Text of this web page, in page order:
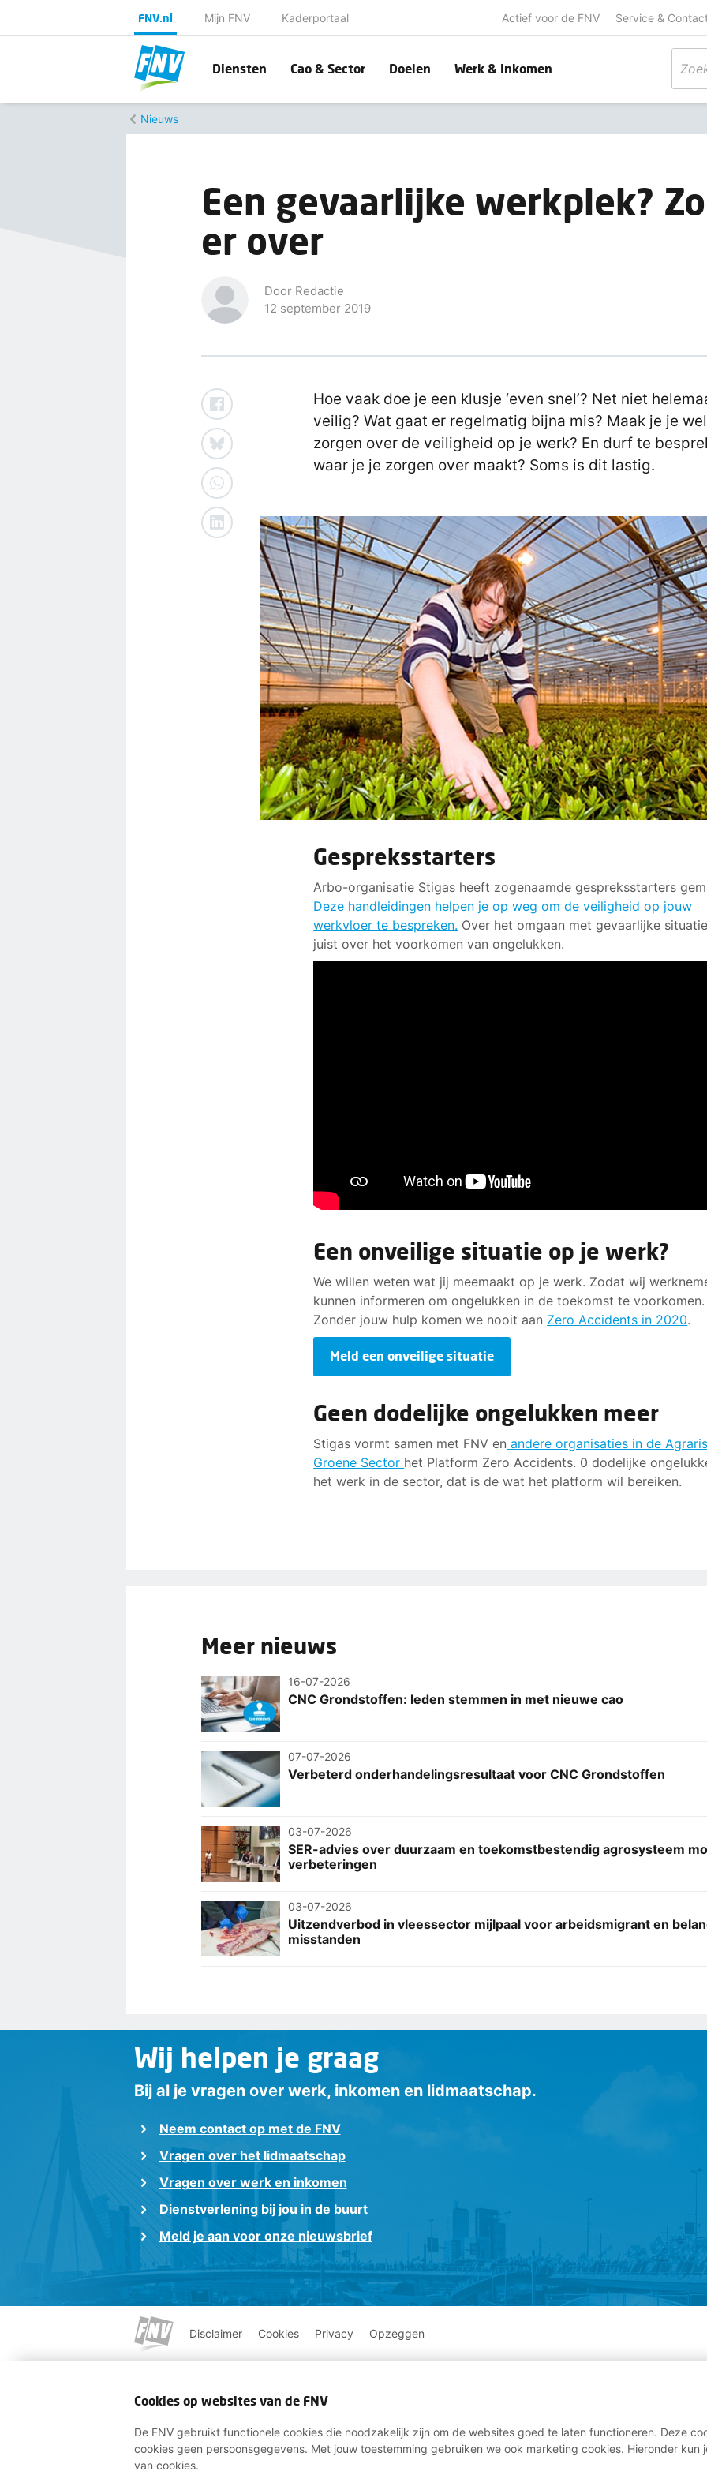
FNV.nl Mijn FNV Kaderportaal Actief voor de FNV Service &
Diensten Cao & Sector Doelen Werk & Inkomen
Nieuws
Een gevaarlijke werkplek?
er over
Door Redactie
12 september 2019
Hoe vaak doe je een klusje ‘even snel’? Net niet
veilig? Wat gaat er regelmatig bijna mis? Maak je je
zorgen over de veiligheid op je werk? En durf te
waar je je zorgen over maakt? Soms is dit lastig.
Gespreksstarters
Arbo-organisatie Stigas heeft zogenaamde gespreksstarters
Deze handleidingen helpen je op weg om de veiligheid op jouw
werkvloer te bespreken. Over het omgaan met gevaarlijke
juist over het voorkomen van ongelukken.
Een onveilige situatie op je werk?
We willen weten wat jij meemaakt op je werk. Zodat wij
kunnen informeren om ongelukken in de toekomst te voorkomen.
Zonder jouw hulp komen we nooit aan Zero Accidents in 2020.
Meld een onveilige situatie
Geen dodelijke ongelukken meer
Stigas vormt samen met FNV en andere organisaties in de
Groene Sector het Platform Zero Accidents. 0 dodelijke
het werk in de sector, dat is de wat het platform wil bereiken.
Meer nieuws
16-07-2026
CNC Grondstoffen: leden stemmen in met nieuwe cao
07-07-2026
Verbeterd onderhandelingsresultaat voor CNC Grondstoffen
03-07-2026
SER-advies over duurzaam en toekomstbestendig agrosysteem
verbeteringen
03-07-2026
Uitzendverbod in vleessector mijlpaal voor arbeidsmigrant en
misstanden
Wij helpen je graag
Bij al je vragen over werk, inkomen en lidmaatschap.
Neem contact op met de FNV
Vragen over het lidmaatschap
Vragen over werk en inkomen
Dienstverlening bij jou in de buurt
Meld je aan voor onze nieuwsbrief
Disclaimer Cookies Privacy Opzeggen
Cookies op websites van de FNV
De FNV gebruikt functionele cookies die noodzakelijk zijn om de websites goed te laten functioneren. Deze
cookies geen persoonsgegevens. Met jouw toestemming gebruiken we ook marketing cookies. Hieronder
van cookies.